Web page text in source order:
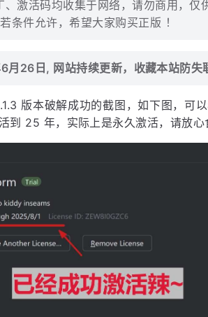
激活码均收集于网络，请勿商用，仅
条件允许，希望大家购买正版 ！
月26日, 网站持续更新，收藏本站防失
版本破解成功的截图，如下图，可
到 25 年，实际上是永久激活，请放心